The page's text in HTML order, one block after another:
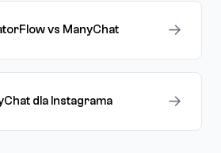
vs ManyChat →
dla Instagrama →